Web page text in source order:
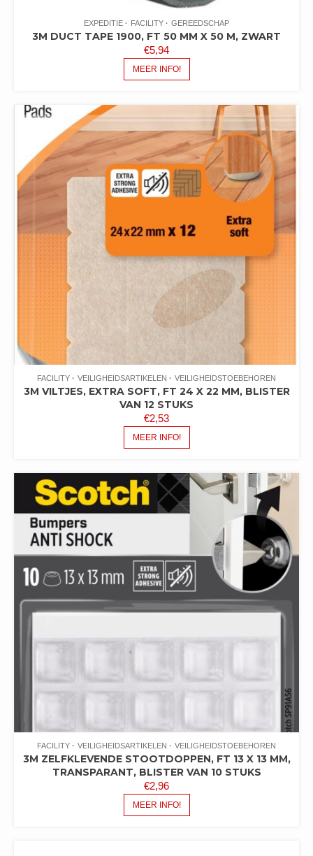
EXPEDITIE FACILITY GEREEDSCHAP
3M DUCT TAPE 1900, FT 50 MM X 50 M, ZWART
€5,94
MEER INFO!
FACILITY VEILIGHEIDSARTIKELEN VEILIGHEIDSTOEBEHOREN
3M VILTJES, EXTRA SOFT, FT 24 X 22 MM, BLISTER
VAN 12 STUKS
€2,53
MEER INFO!
FACILITY VEILIGHEIDSARTIKELEN VEILIGHEIDSTOEBEHOREN
3M ZELFKLEVENDE STOOTDOPPEN, FT 13 X 13 MM,
TRANSPARANT, BLISTER VAN 10 STUKS
€2,96
MEER INFO!